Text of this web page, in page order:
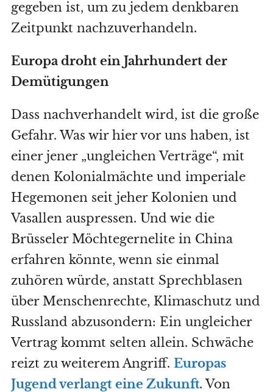
gegeben ist, um zu jedem denkbaren
Zeitpunkt nachzuverhandeln.
Europa droht ein Jahrhundert der
Demütigungen
Dass nachverhandelt wird, ist die große
Gefahr. Was wir hier vor uns haben, ist
einer jener „ungleichen Verträge“, mit
denen Kolonialmächte und imperiale
Hegemonen seit jeher Kolonien und
Vasallen auspressen. Und wie die
Brüsseler Möchtegernelite in China
erfahren könnte, wenn sie einmal
zuhören würde, anstatt Sprechblasen
über Menschenrechte, Klimaschutz und
Russland abzusondern: Ein ungleicher
Vertrag kommt selten allein. Schwäche
reizt zu weiterem Angriff. Europas
Jugend verlangt eine Zukunft. Von